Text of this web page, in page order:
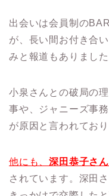
出会いは会員制の
が、長い間お付き合
みと報道もありまし
小泉さんとの破局の
事や、ジャニーズ事
が原因と言われており
他にも、深田恭子さ
されています。深田